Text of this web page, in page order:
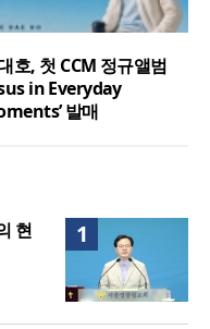
호, 첫 CCM 정규앨범
in Everyday
발매
1
현